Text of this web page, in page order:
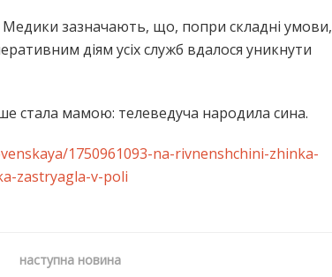
Медики зазначають, що, попри складні умови,
діям усіх служб вдалося уникнути
стала мамою: телеведуча народила сина.
1750961093-na-rivnenshchini-zhinka-
zastryagla-v-poli
наступна новина